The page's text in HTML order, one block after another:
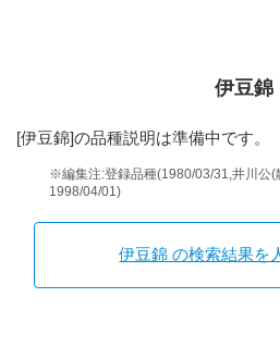
伊豆錦
[伊豆錦]の品種説明は準備中です。
※編集注:登録品種(1980/03/31,井川公(
1998/04/01)
伊豆錦 の検索結果を